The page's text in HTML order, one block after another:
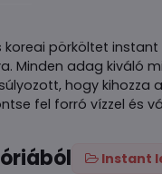
koreai pörköltet
Minden adag kiváló
hogy kihozza
fel forró vízzel és
Instant